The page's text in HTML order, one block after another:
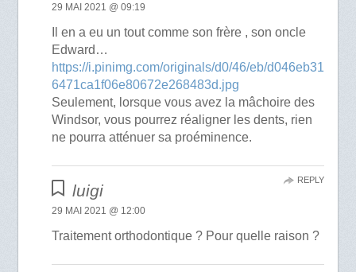
29 MAI 2021 @ 09:19
Il en a eu un tout comme son frère , son oncle
Edward…
https://i.pinimg.com/originals/d0/46/eb/d046eb31
6471ca1f06e80672e268483d.jpg
Seulement, lorsque vous avez la mâchoire des
Windsor, vous pourrez réaligner les dents, rien
ne pourra atténuer sa proéminence.
luigi
29 MAI 2021 @ 12:00
Traitement orthodontique ? Pour quelle raison ?
REPLY